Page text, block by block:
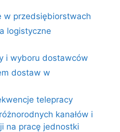
w przedsiębiorstwach
logistyczne
i wyboru dostawców
dostaw w
telepracy
kanałów i
na pracę jednostki